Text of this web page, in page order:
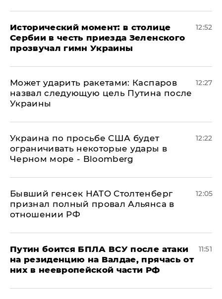
Исторический момент: в столице
Сербии в честь приезда Зеленского
прозвучал гимн Украины
12:52
Может ударить ракетами: Каспаров
назвал следующую цель Путина после
Украины
12:27
Украина по просьбе США будет
ограничивать некоторые удары в
Черном море - Bloomberg
12:22
Бывший генсек НАТО Столтенберг
признал полный провал Альянса в
отношении РФ
12:05
Путин боится БПЛА ВСУ после атаки
на резиденцию на Валдае, прячась от
них в неевропейской части РФ
11:51